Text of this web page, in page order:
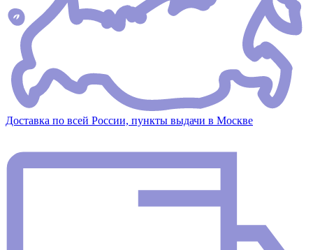
Доставка по всей России, пункты выдачи в Москве